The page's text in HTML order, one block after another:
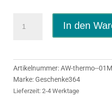
aus
In den
Artikelnummer:AW-thermo--01M
Marke:Geschenke364
Lieferzeit: 2-4 Werktage